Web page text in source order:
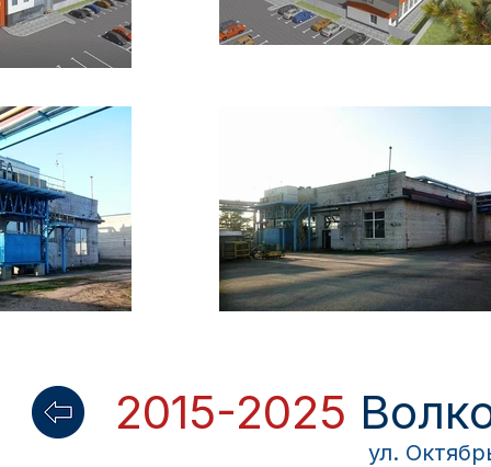
2015-2025
ул.